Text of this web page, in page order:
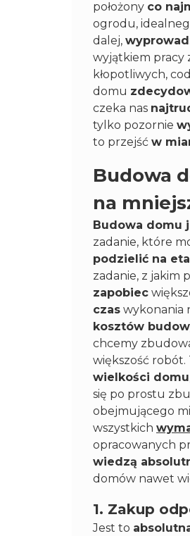
położony co
ogrodu,
dalej,
wyjątkiem pracy
kłopotliwych,
domu
czeka nas
tylko pozornie
to przejść w
Budowa
na
Budowa domu
zadanie, które
podzielić na
zadanie, z jakim
zapobiec
czas wykonania
kosztów
chcemy
większość robót.
wielkości domu
się po prostu
obejmującego
wszystkich
opracowanych
wiedzą
domów nawet
1. Zakup
Jest to